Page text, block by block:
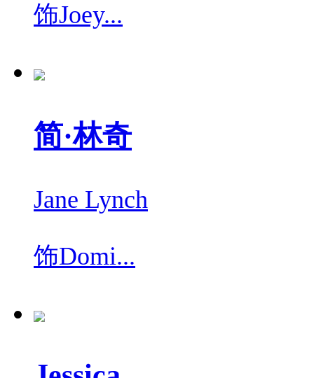
饰Joey...
简·林奇
Jane Lynch
饰Domi...